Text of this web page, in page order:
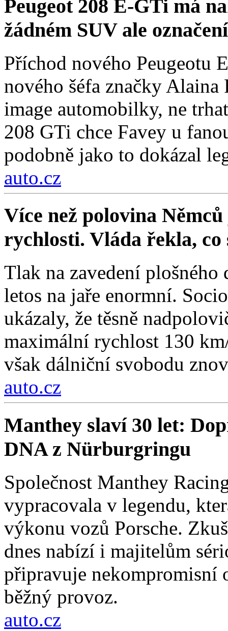
Peugeot 208 E-GTi má
žádném SUV ale
Příchod nového Peugeotu
nového šéfa značky
image automobilky, ne
208 GTi chce Favey u
podobně jako to dokázal
auto.cz
Více než polovina
rychlosti. Vláda řekla, co
Tlak na zavedení
letos na jaře enormní.
ukázaly, že těsně
maximální rychlost 130
však dálniční svobodu
auto.cz
Manthey slaví 30 let:
DNA z Nürburgringu
Společnost Manthey
vypracovala v legendu,
výkonu vozů Porsche.
dnes nabízí i majitelům
připravuje nekompromisní
běžný provoz.
auto.cz